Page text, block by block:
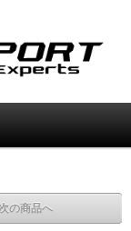
次の商品へ